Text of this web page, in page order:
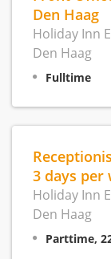
Den Haag
Holiday Inn
Den Haag
Fulltime
3 days per
Holiday Inn
Den Haag
Parttime,